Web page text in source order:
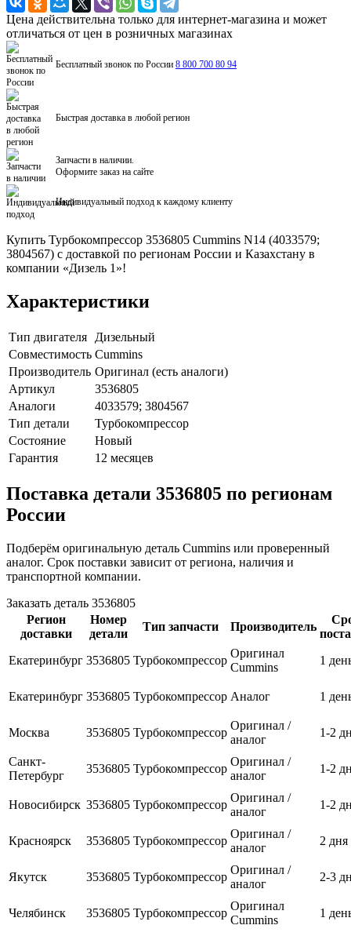
Цена действительна только для интернет-магазина и может
отличаться от цен в розничных магазинах
Бесплатный звонок по России 8 800 700 80 94
Быстрая доставка в любой регион
Запчасти в наличии.
Оформите заказ на сайте
Индивидуальный подход к каждому клиенту
Купить Турбокомпрессор 3536805 Cummins N14 (4033579;
3804567) с доставкой по регионам России и Казахстану в
компании «Дизель 1»!
Характеристики
Тип двигателя
Дизельный
Совместимость Cummins
Производитель Оригинал (есть аналоги)
Артикул
3536805
Аналоги
4033579; 3804567
Тип детали
Турбокомпрессор
Состояние
Новый
Гарантия
12 месяцев
Поставка детали 3536805 по регионам
России
Подберём оригинальную деталь Cummins или проверенный
аналог. Срок поставки зависит от региона, наличия и
транспортной компании.
Заказать деталь 3536805
Регион
доставки
Номер
детали
Тип запчасти Производитель
Екатеринбург 3536805 Турбокомпрессор
Оригинал
Cummins
1
Екатеринбург 3536805 Турбокомпрессор Аналог 1
Москва 3536805 Турбокомпрессор
Оригинал /
аналог
1-2
Санкт-
Петербург
3536805 Турбокомпрессор
Оригинал /
аналог
1-2
Новосибирск 3536805 Турбокомпрессор
Оригинал /
аналог
1-2
Красноярск 3536805 Турбокомпрессор
Оригинал /
аналог
2 дня
Якутск 3536805 Турбокомпрессор
Оригинал /
аналог
2-3
Челябинск 3536805 Турбокомпрессор
Оригинал
Cummins
1